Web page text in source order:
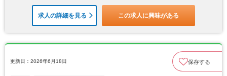
求人の詳細を見る この求人に興味がある
更新日：2026年6月18日 保存する